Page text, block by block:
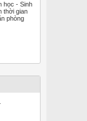
học - Sinh
thời gian
phòng